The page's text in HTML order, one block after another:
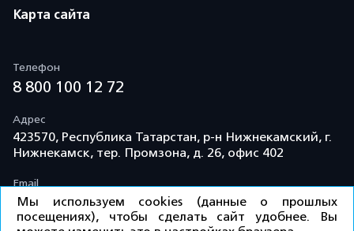
Карта сайта
Телефон
8 800 100 12 72
Адрес
423570, Республика Татарстан, р-н Нижнекамский, г.
Нижнекамск, тер. Промзона, д. 26, офис 402
Email
info@td-kama.com
Мы используем cookies (данные о прошлых
посещениях), чтобы сделать сайт удобнее. Вы